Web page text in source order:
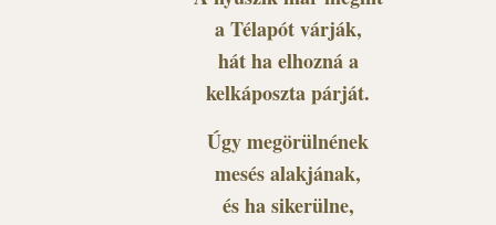
a Télapót várják,
hát ha elhozná a
kelkáposzta párját.
Úgy megörülnének
mesés alakjának,
és ha sikerülne,